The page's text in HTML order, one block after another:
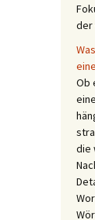
der
Ob
die